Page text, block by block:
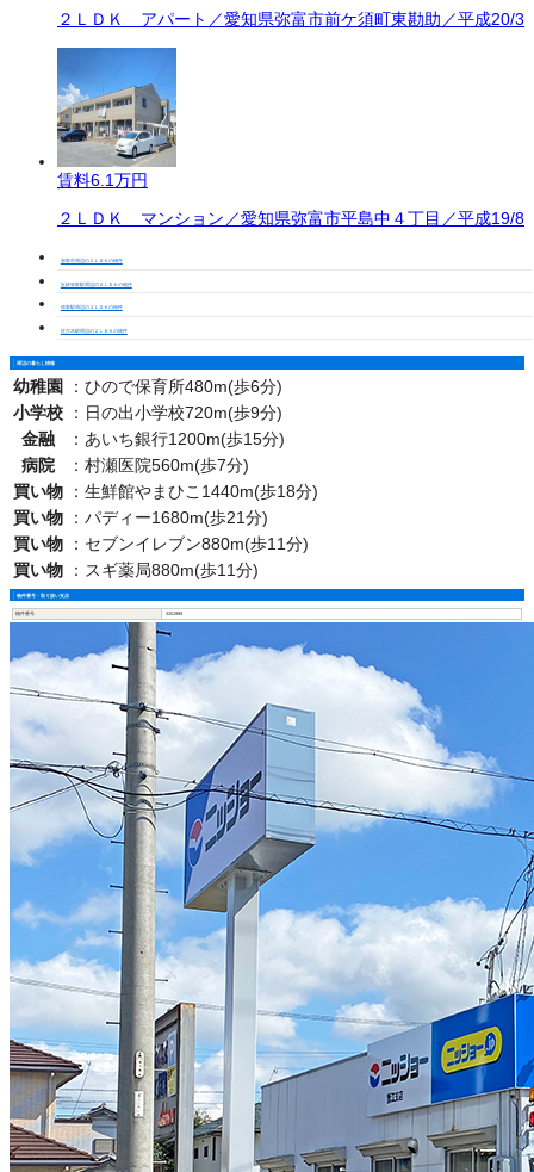
２ＬＤＫ アパート／愛知県弥富市前ケ須町東勘助／平成20/3
賃料6.1万円
２ＬＤＫ マンション／愛知県弥富市平島中４丁目／平成19/8
弥富市周辺の２ＬＤＫの物件
近鉄弥富駅周辺の２ＬＤＫの物件
弥富駅周辺の２ＬＤＫの物件
佐古木駅周辺の２ＬＤＫの物件
周辺の暮らし情報
幼稚園 ： ひので保育所480m(歩6分)
小学校
： 日の出小学校720m(歩9分)
金融
： あいち銀行1200m(歩15分)
病院
： 村瀬医院560m(歩7分)
買い物
： 生鮮館やまひこ1440m(歩18分)
買い物
： パディー1680m(歩21分)
買い物
： セブンイレブン880m(歩11分)
買い物
： スギ薬局880m(歩11分)
物件番号・取り扱い支店
物件番号 3201999